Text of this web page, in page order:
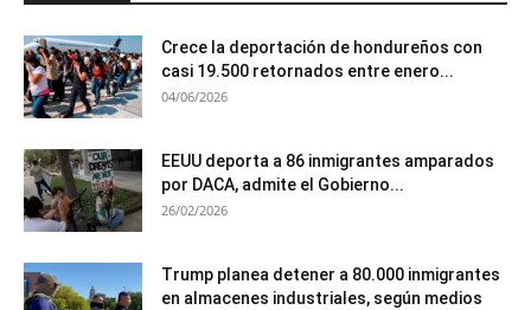
Crece la deportación de hondureños con
casi 19.500 retornados entre enero...
04/06/2026
EEUU deporta a 86 inmigrantes amparados
por DACA, admite el Gobierno...
26/02/2026
Trump planea detener a 80.000 inmigrantes
en almacenes industriales, según medios